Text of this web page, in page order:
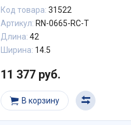
Код товара: 31522
Артикул: RN-0665-RC-T
Длина: 42
Ширина: 14.5
11 377 руб.
В корзину